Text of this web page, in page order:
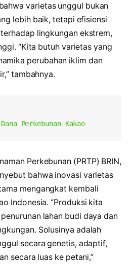
varietas unggul bukan
lebih baik, tetapi efisiensi
lingkungan ekstrem,
“Kita butuh varietas yang
perubahan iklim dan
tambahnya.
Perkebunan Kakao
Perkebunan (PRTP) BRIN,
bahwa inovasi varietas
mengangkat kembali
Indonesia. “Produksi kita
lahan budi daya dan
Solusinya adalah
secara genetis, adaptif,
secara luas ke petani,”